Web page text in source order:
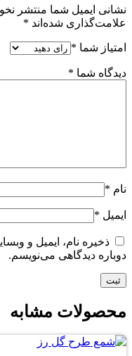
نشانی ایمیل شما منتشر
علامت‌گذاری شده‌اند *
امتیاز شما *
دیدگاه شما *
نام *
ایمیل *
ذخیره نام، ایمیل و
دوباره دیدگاهی می‌نویسم.
محصولات مشابه